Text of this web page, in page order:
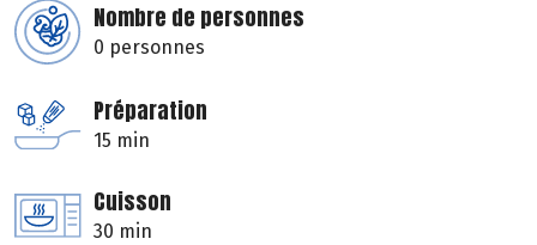
Nombre de personnes
0 personnes
Préparation
15 min
Cuisson
30 min